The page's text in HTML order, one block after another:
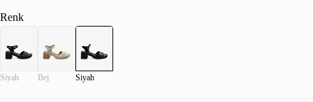
Renk
Siyah Bej Siyah